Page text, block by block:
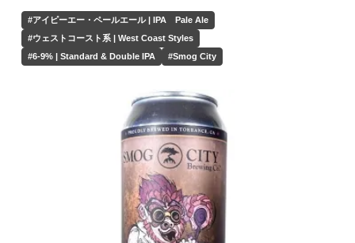
#アイピーエー・ペールエール | IPA Pale Ale
#ウェストコースト系 | West Coast Styles
#6-9% | Standard & Double IPA
#Smog City